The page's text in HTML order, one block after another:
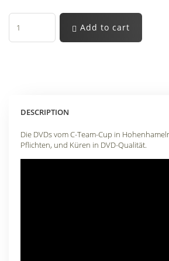
Add to cart
DESCRIPTION
Die DVDs vom C-Team-Cup in
Pflichten, und Küren in DVD-Qualität.